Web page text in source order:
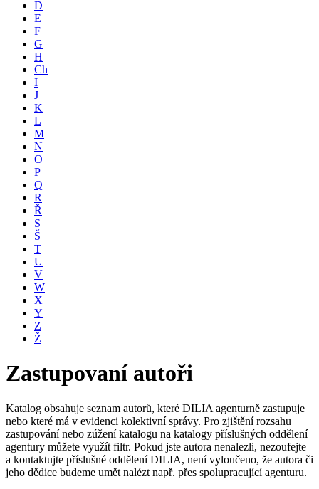
D
E
F
G
H
Ch
I
J
K
L
M
N
O
P
Q
R
Ř
S
Š
T
U
V
W
X
Y
Z
Ž
Zastupovaní autoři
Katalog obsahuje seznam autorů, které DILIA agenturně zastupuje
nebo které má v evidenci kolektivní správy. Pro zjištění rozsahu
zastupování nebo zúžení katalogu na katalogy příslušných oddělení
agentury můžete využít filtr. Pokud jste autora nenalezli, nezoufejte
a kontaktujte příslušné oddělení DILIA, není vyloučeno, že autora či
jeho dědice budeme umět nalézt např. přes spolupracující agenturu.